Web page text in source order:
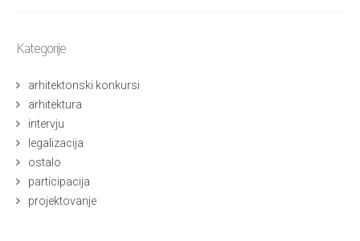
Kategorije
arhitektonski konkursi
arhitektura
intervju
legalizacija
ostalo
participacija
projektovanje